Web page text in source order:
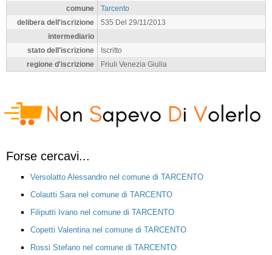
comune
Tarcento
delibera dell'iscrizione
535 Del 29/11/2013
intermediario
stato dell'iscrizione
Iscritto
regione d'iscrizione
Friuli Venezia Giulia
Forse cercavi...
Versolatto Alessandro nel comune di TARCENTO
Colautti Sara nel comune di TARCENTO
Filiputti Ivano nel comune di TARCENTO
Copetti Valentina nel comune di TARCENTO
Rossi Stefano nel comune di TARCENTO